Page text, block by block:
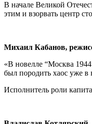
В начале Великой
этим и взорвать центр
Михаил Кабанов,
«В новелле “Москва
был породить хаос уже
Исполнитель роли